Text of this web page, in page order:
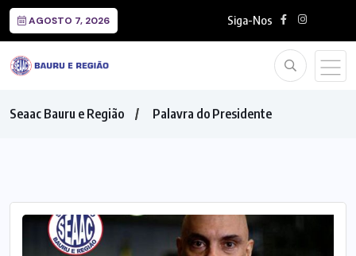
AGOSTO 7, 2026 Siga-Nos
Seaac Bauru e Região Palavra do Presidente